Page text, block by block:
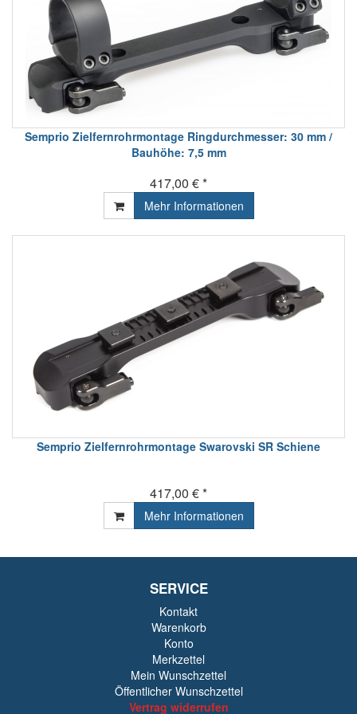
Semprio Zielfernrohrmontage Ringdurchmesser: 30 mm /
Bauhöhe: 7,5 mm
417,00 € *
Mehr Informationen
Semprio Zielfernrohrmontage Swarovski SR Schiene
417,00 € *
Mehr Informationen
SERVICE
Kontakt
Warenkorb
Konto
Merkzettel
Mein Wunschzettel
Öffentlicher Wunschzettel
Vertrag widerrufen